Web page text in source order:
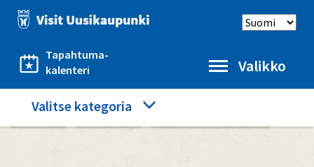
Hyppää
pääsisältöön
Tapahtuma-
kalenteri
Select
Valikko
Category
menu
Valitse kategoria
Etusivu Ostokset